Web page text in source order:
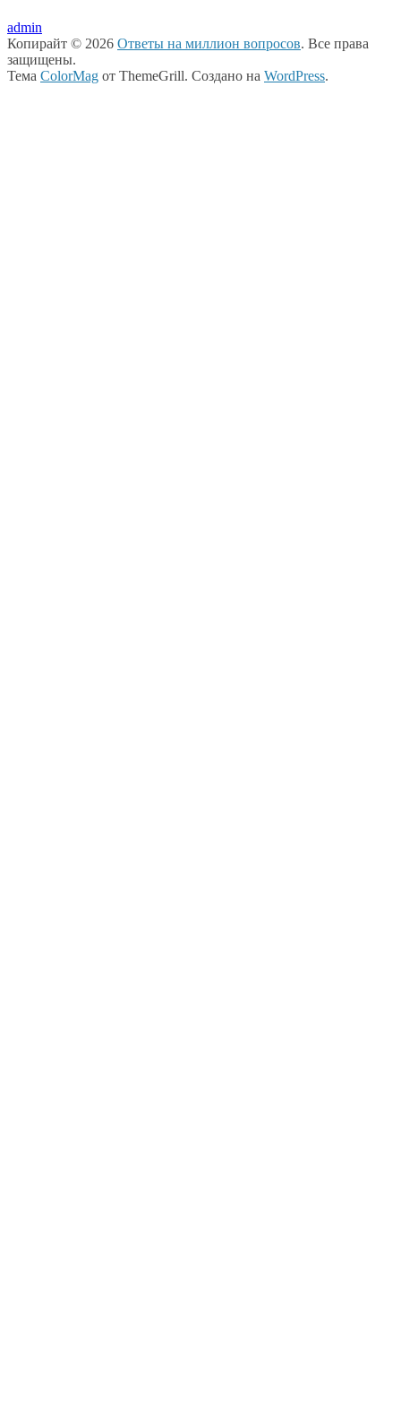
admin
Копирайт © 2026 Ответы на миллион вопросов. Все права
защищены.
Тема ColorMag от ThemeGrill. Создано на WordPress.